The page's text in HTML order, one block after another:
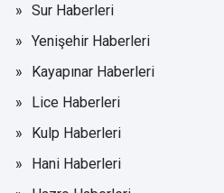
Sur Haberleri
Yenişehir Haberleri
Kayapınar Haberleri
Lice Haberleri
Kulp Haberleri
Hani Haberleri